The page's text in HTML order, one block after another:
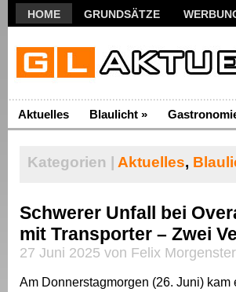
HOME GRUNDSÄTZE
Aktuelles Blaulicht »
Kategorien | Aktuelles,
Schwerer Unfall bei
mit Transporter – Zwei
27 Juni 2025 von Felix
Am Donnerstagmorgen (26. Juni)